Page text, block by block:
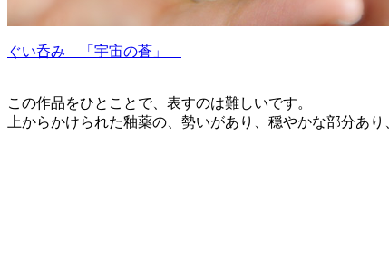
ぐい呑み 「宇宙の蒼」
この作品をひとことで、表すのは難しいです。
上からかけられた釉薬の、勢いがあり、穏やかな部分あ